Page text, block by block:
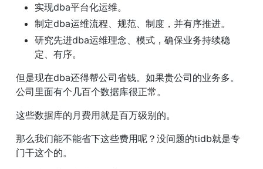
实现dba平台化运维。
制定dba运维流程、规范、制度，并有序推进。
研究先进dba运维理念、模式，确保业务持续稳
定、有序。
但是现在dba还得帮公司省钱。如果贵公司的业务多。
公司里面有个几百个数据库很正常。
这些数据库的月费用就是百万级别的。
那么我们能不能省下这些费用呢？没问题的tidb就是专
门干这个的。